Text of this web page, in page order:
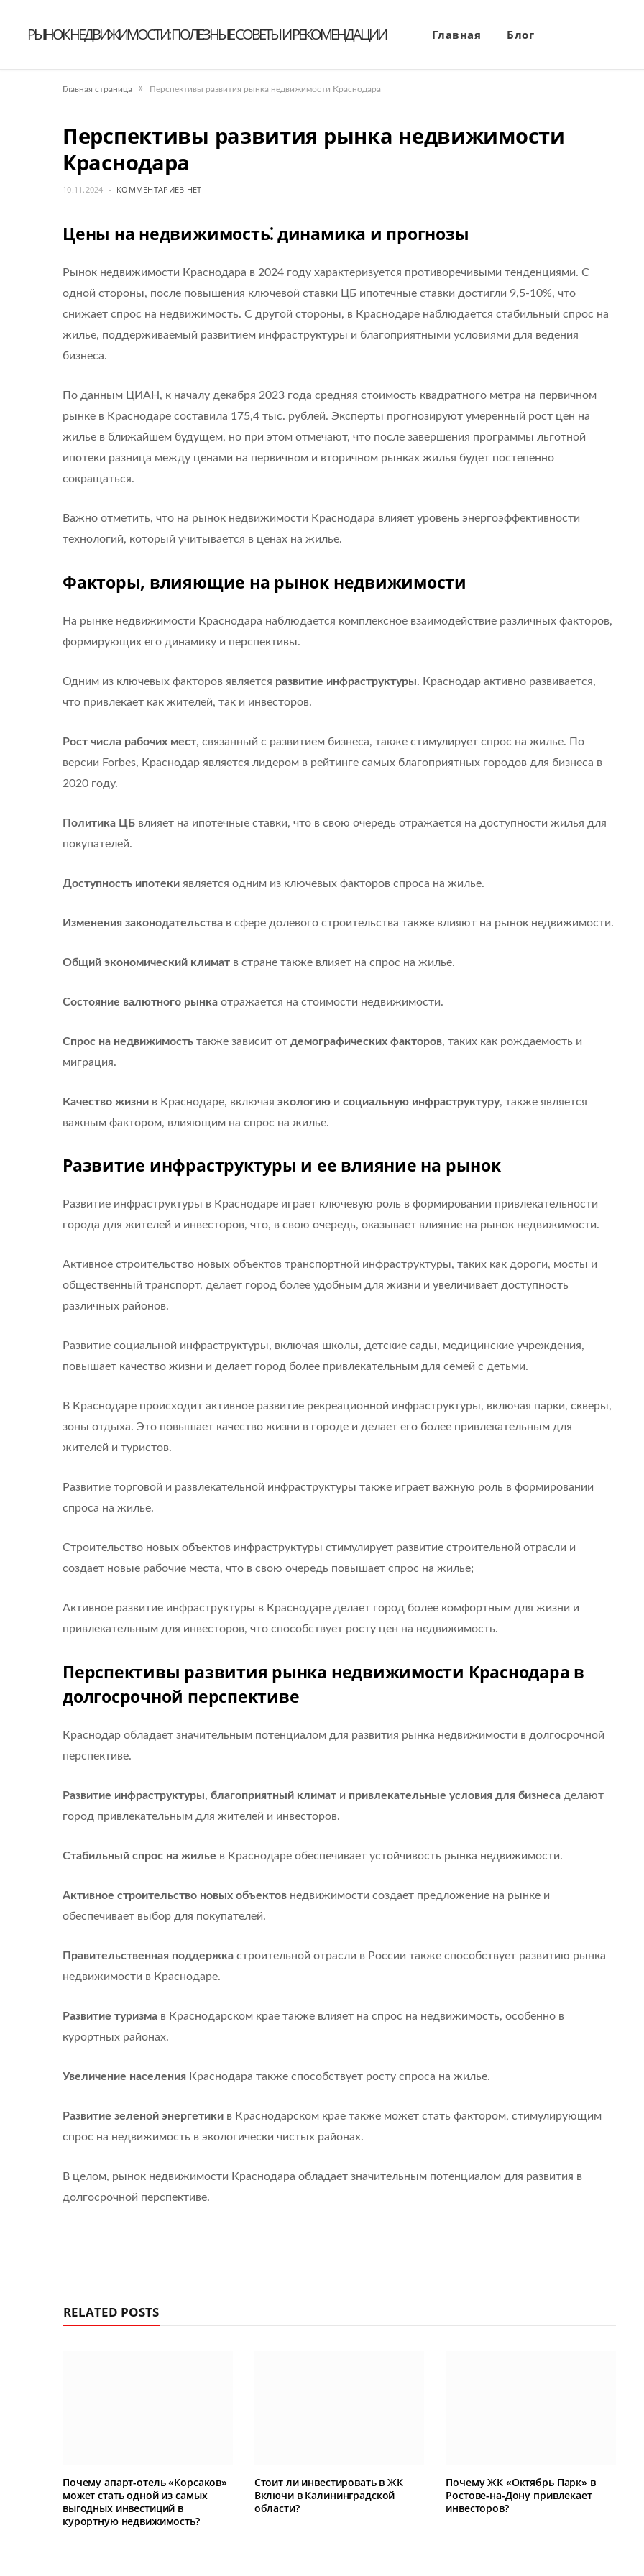
РЫНОК НЕДВИЖИМОСТИ: ПОЛЕЗНЫЕ СОВЕТЫ И РЕКОМЕНДАЦИИ Главная Блог
Главная страница » Перспективы развития рынка недвижимости Краснодара
Перспективы развития рынка недвижимости
Краснодара
10.11.2024 КОММЕНТАРИЕВ НЕТ
Цены на недвижимость⁚ динамика и прогнозы
Рынок недвижимости Краснодара в 2024 году характеризуется противоречивыми тенденциями. С
одной стороны, после повышения ключевой ставки ЦБ ипотечные ставки достигли 9,5-10%, что
снижает спрос на недвижимость. С другой стороны, в Краснодаре наблюдается стабильный спрос на
жилье, поддерживаемый развитием инфраструктуры и благоприятными условиями для ведения
бизнеса.
По данным ЦИАН, к началу декабря 2023 года средняя стоимость квадратного метра на первичном
рынке в Краснодаре составила 175,4 тыс. рублей. Эксперты прогнозируют умеренный рост цен на
жилье в ближайшем будущем, но при этом отмечают, что после завершения программы льготной
ипотеки разница между ценами на первичном и вторичном рынках жилья будет постепенно
сокращаться.
Важно отметить, что на рынок недвижимости Краснодара влияет уровень энергоэффективности
технологий, который учитывается в ценах на жилье.
Факторы, влияющие на рынок недвижимости
На рынке недвижимости Краснодара наблюдается комплексное взаимодействие различных факторов,
формирующих его динамику и перспективы.
Одним из ключевых факторов является развитие инфраструктуры. Краснодар активно развивается,
что привлекает как жителей, так и инвесторов.
Рост числа рабочих мест, связанный с развитием бизнеса, также стимулирует спрос на жилье. По
версии Forbes, Краснодар является лидером в рейтинге самых благоприятных городов для бизнеса в
2020 году.
Политика ЦБ влияет на ипотечные ставки, что в свою очередь отражается на доступности жилья для
покупателей.
Доступность ипотеки является одним из ключевых факторов спроса на жилье.
Изменения законодательства в сфере долевого строительства также влияют на рынок недвижимости.
Общий экономический климат в стране также влияет на спрос на жилье.
Состояние валютного рынка отражается на стоимости недвижимости.
Спрос на недвижимость также зависит от демографических факторов, таких как рождаемость и
миграция.
Качество жизни в Краснодаре, включая экологию и социальную инфраструктуру, также является
важным фактором, влияющим на спрос на жилье.
Развитие инфраструктуры и ее влияние на рынок
Развитие инфраструктуры в Краснодаре играет ключевую роль в формировании привлекательности
города для жителей и инвесторов, что, в свою очередь, оказывает влияние на рынок недвижимости.
Активное строительство новых объектов транспортной инфраструктуры, таких как дороги, мосты и
общественный транспорт, делает город более удобным для жизни и увеличивает доступность
различных районов.
Развитие социальной инфраструктуры, включая школы, детские сады, медицинские учреждения,
повышает качество жизни и делает город более привлекательным для семей с детьми.
В Краснодаре происходит активное развитие рекреационной инфраструктуры, включая парки, скверы,
зоны отдыха. Это повышает качество жизни в городе и делает его более привлекательным для
жителей и туристов.
Развитие торговой и развлекательной инфраструктуры также играет важную роль в формировании
спроса на жилье.
Строительство новых объектов инфраструктуры стимулирует развитие строительной отрасли и
создает новые рабочие места, что в свою очередь повышает спрос на жилье;
Активное развитие инфраструктуры в Краснодаре делает город более комфортным для жизни и
привлекательным для инвесторов, что способствует росту цен на недвижимость.
Перспективы развития рынка недвижимости Краснодара в
долгосрочной перспективе
Краснодар обладает значительным потенциалом для развития рынка недвижимости в долгосрочной
перспективе.
Развитие инфраструктуры, благоприятный климат и привлекательные условия для бизнеса делают
город привлекательным для жителей и инвесторов.
Стабильный спрос на жилье в Краснодаре обеспечивает устойчивость рынка недвижимости.
Активное строительство новых объектов недвижимости создает предложение на рынке и
обеспечивает выбор для покупателей.
Правительственная поддержка строительной отрасли в России также способствует развитию рынка
недвижимости в Краснодаре.
Развитие туризма в Краснодарском крае также влияет на спрос на недвижимость, особенно в
курортных районах.
Увеличение населения Краснодара также способствует росту спроса на жилье.
Развитие зеленой энергетики в Краснодарском крае также может стать фактором, стимулирующим
спрос на недвижимость в экологически чистых районах.
В целом, рынок недвижимости Краснодара обладает значительным потенциалом для развития в
долгосрочной перспективе.
RELATED POSTS
Почему апарт-отель «Корсаков»
может стать одной из самых
выгодных инвестиций в
курортную недвижимость?
Стоит ли инвестировать в ЖК
Включи в Калининградской
области?
Почему ЖК «Октябрь Парк» в
Ростове-на-Дону привлекает
инвесторов?